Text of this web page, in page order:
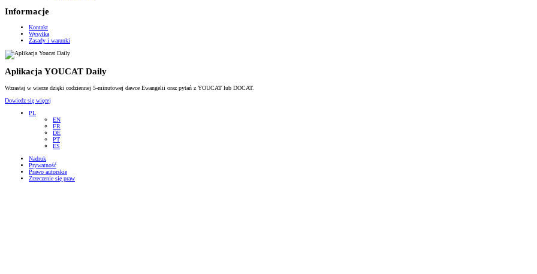
Informacje
Kontakt
Wysyłka
Zasady i warunki
Aplikacja YOUCAT Daily
Wzrastaj w wierze dzięki codziennej 5-minutowej dawce Ewangelii oraz pytań z YOUCAT lub DOCAT.
Dowiedz się więcej
PL
EN
FR
DE
PT
ES
Nadruk
Prywatność
Prawo autorskie
Zrzeczenie się praw